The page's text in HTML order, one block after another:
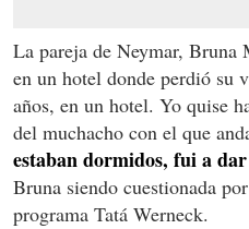
La pareja de Neymar, Bruna
en un hotel donde perdió su
años, en un hotel. Yo quise
del muchacho con el que
estaban dormidos, fui a
Bruna siendo cuestionada
programa Tatá Werneck.